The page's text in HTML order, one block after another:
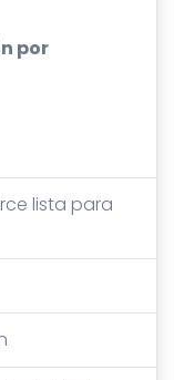
por
lista para